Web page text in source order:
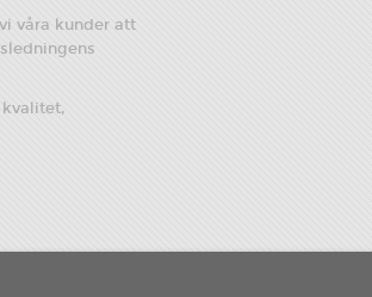
våra kunder att